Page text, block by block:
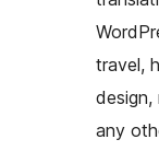
travel,
design,
any